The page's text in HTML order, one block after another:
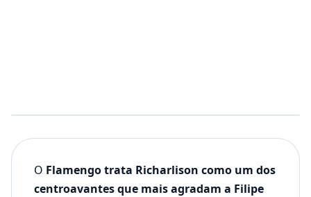
O Flamengo trata Richarlison como um dos
centroavantes que mais agradam a Filipe